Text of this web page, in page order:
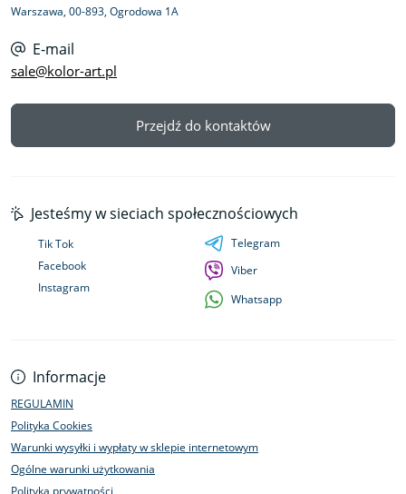
Warszawa, 00-893, Ogrodowa 1A
E-mail
sale@kolor-art.pl
Przejdź do kontaktów
Informacje
REGULAMIN
Polityka Cookies
Warunki wysyłki i wypłaty w sklepie internetowym
Ogólne warunki użytkowania
Polityka prywatności
Jesteśmy w sieciach społecznościowych
Tik Tok
Facebook
Instagram
Telegram
Viber
Whatsapp